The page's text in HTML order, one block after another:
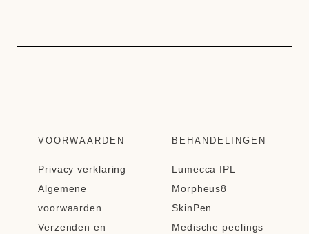
VOORWAARDEN
Privacy verklaring
Algemene
voorwaarden
Verzenden en
BEHANDELINGEN
Lumecca IPL
Morpheus8
SkinPen
Medische peelings